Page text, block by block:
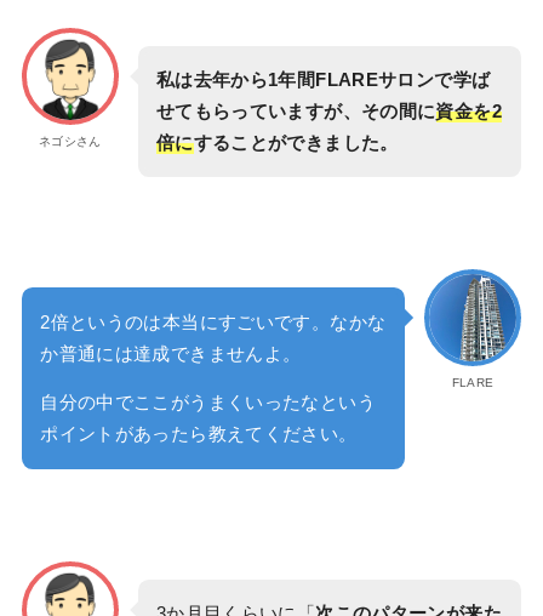
ネゴシさん
私は去年から1年間FLAREサロンで学ば
せてもらっていますが、その間に資金を2
倍にすることができました。
FLARE
2倍というのは本当にすごいです。なかな
か普通には達成できませんよ。
自分の中でここがうまくいったなという
ポイントがあったら教えてください。